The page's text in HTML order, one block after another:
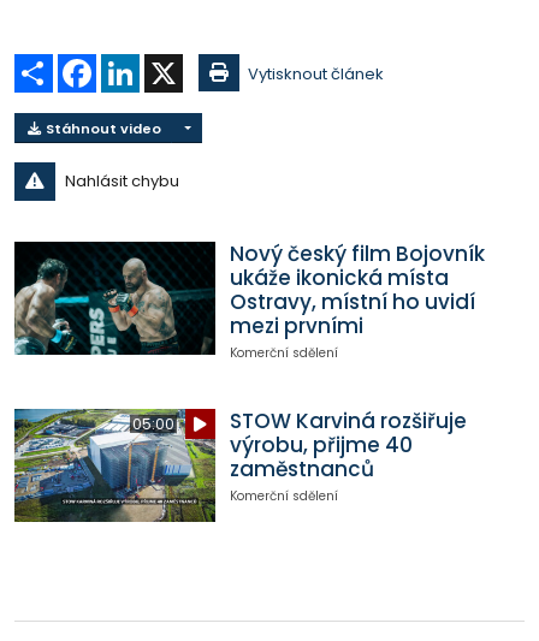
Sdílet Facebook
LinkedIn Vytisknout článek
Stáhnout video
Nahlásit chybu
Nový český film Bojovník
ukáže ikonická místa
Ostravy, místní ho uvidí
mezi prvními
Komerční sdělení
05:00
STOW Karviná rozšiřuje
výrobu, přijme 40
zaměstnanců
Komerční sdělení